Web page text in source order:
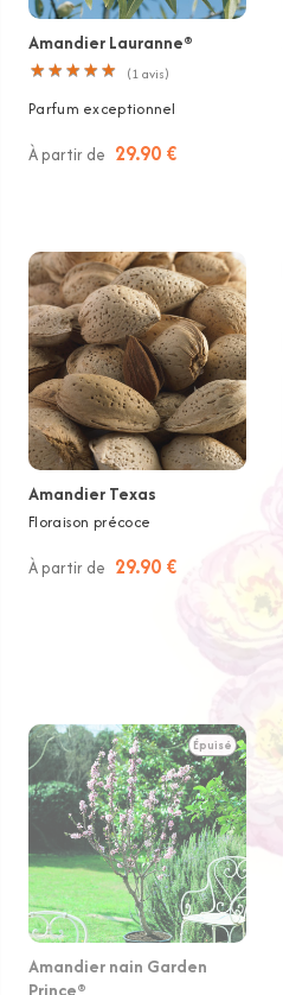
Amandier Lauranne®
★ ★ ★ ★ ★
★ ★ ★ ★ ★ (1avis)
Parfum exceptionnel
À partir de 29.90 €
Amandier Texas
Floraison précoce
À partir de 29.90 €
Épuisé
Amandier nain Garden
Prince®